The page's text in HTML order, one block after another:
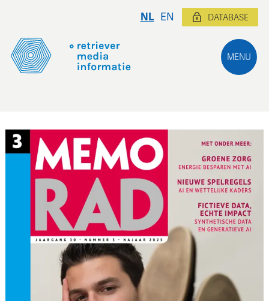
MENU
NL EN DATABASE